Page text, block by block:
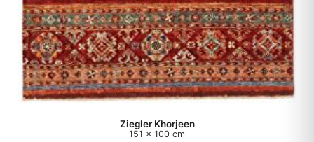
Ziegler Khorjeen
151 x 100 cm